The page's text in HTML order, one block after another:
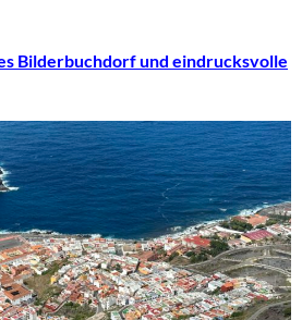
Bilderbuchdorf und eindrucksvolle